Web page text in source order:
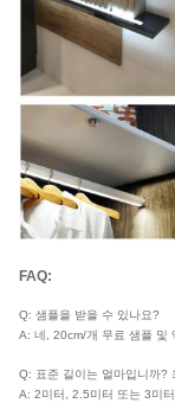
FAQ:
Q: 샘플을 받을 수 있나요?
A: 네, 20cm/개 무료 샘플 및
Q: 표준 길이는 얼마입니까?
A: 2미터, 2.5미터 또는 3미